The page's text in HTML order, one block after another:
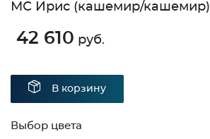
МС Ирис (кашемир/кашемир)
42 610 руб.
В корзину
Выбор цвета